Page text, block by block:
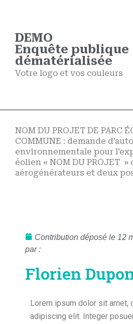
DEMO
Enquête publique
dématérialisée
Votre logo et vos couleurs
NOM DU PROJET DE PARC
COMMUNE : demande
environnementale pour
éolien « NOM DU PROJET
aérogénérateurs et deux
Contribution déposé le 12
par :
Florien
Lorem ipsum dolor sit amet,
adipiscing elit. Integer